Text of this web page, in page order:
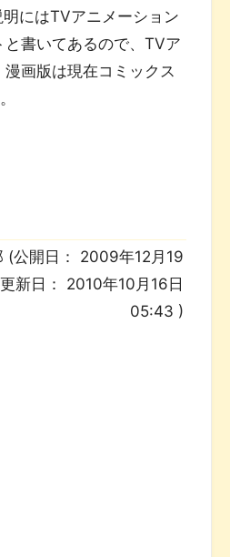
にはTVアニメーション
と書いてあるので、TVア
画版は現在コミックス
(公開日： 2009年12月19
新日： 2010年10月16日
05:43 )